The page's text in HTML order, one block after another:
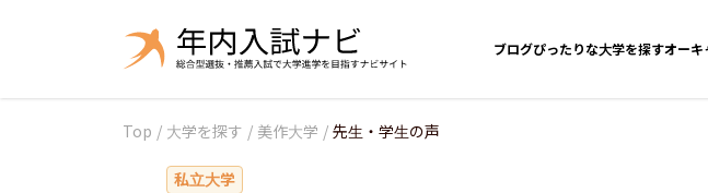
ブログぴったりな大学を探すオーキ
Top / 大学を探す / 美作大学 / 先生・学生の声
私立大学